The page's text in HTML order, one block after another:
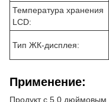
Температура хранения
LCD:
Тип ЖК-дисплея:
Применение:
Продукт с 5,0 дюймовым